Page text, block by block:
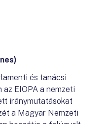
és tanácsi
EIOPA a nemzeti
iránymutatásokat
a Magyar Nemzeti